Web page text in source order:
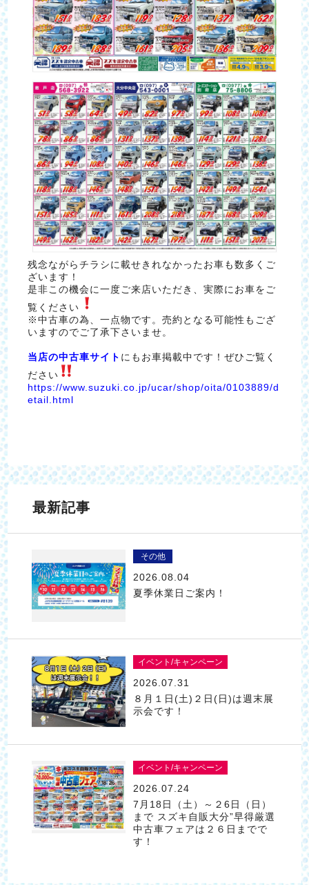
残念ながらチラシに載せきれなかったお車も数多くご
ざいます！
是非この機会に一度ご来店いただき、実際にお車をご
覧ください
※中古車の為、一点物です。売約となる可能性もござ
いますのでご了承下さいませ。
当店の中古車サイト にもお車掲載中です！ぜひご覧く
ださい
https://www.suzuki.co.jp/ucar/shop/oita/0103889/d
etail.html
最新記事
その他
2026.08.04
夏季休業日ご案内！
イベント/キャンペーン
2026.07.31
８月１日(土)２日(日)は週末展
示会です！
イベント/キャンペーン
2026.07.24
7月18日（土）～２6日（日）
まで スズキ自販大分”早得厳選
中古車フェアは２６日までで
す！